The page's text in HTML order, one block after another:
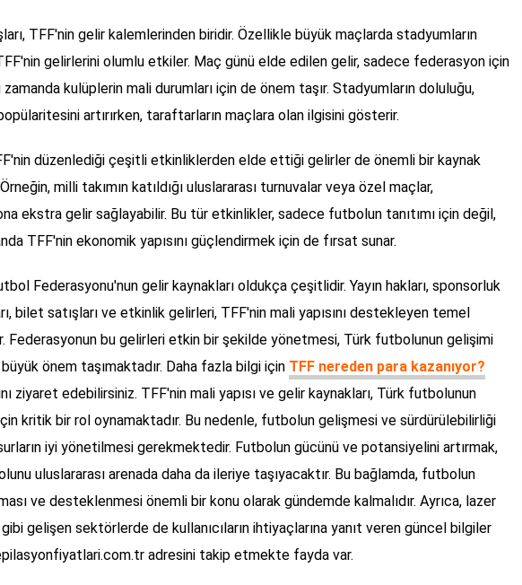
TFF'nin gelir kalemlerinden biridir. Özellikle büyük maçlarda stadyumların
gelirlerini olumlu etkiler. Maç günü elde edilen gelir, sadece federasyon için
zamanda kulüplerin mali durumları için de önem taşır. Stadyumların doluluğu,
artırırken, taraftarların maçlara olan ilgisini gösterir.
düzenlediği çeşitli etkinliklerden elde ettiği gelirler de önemli bir kaynak
milli takımın katıldığı uluslararası turnuvalar veya özel maçlar,
ekstra gelir sağlayabilir. Bu tür etkinlikler, sadece futbolun tanıtımı için değil,
TFF'nin ekonomik yapısını güçlendirmek için de fırsat sunar.
Federasyonu'nun gelir kaynakları oldukça çeşitlidir. Yayın hakları, sponsorluk
bilet satışları ve etkinlik gelirleri, TFF'nin mali yapısını destekleyen temel
Federasyonun bu gelirleri etkin bir şekilde yönetmesi, Türk futbolunun gelişimi
büyük önem taşımaktadır. Daha fazla bilgi için TFF nereden para kazanıyor?
ziyaret edebilirsiniz. TFF'nin mali yapısı ve gelir kaynakları, Türk futbolunun
kritik bir rol oynamaktadır. Bu nedenle, futbolun gelişmesi ve sürdürülebilirliği
iyi yönetilmesi gerekmektedir. Futbolun gücünü ve potansiyelini artırmak,
uluslararası arenada daha da ileriye taşıyacaktır. Bu bağlamda, futbolun
ve desteklenmesi önemli bir konu olarak gündemde kalmalıdır. Ayrıca, lazer
gelişen sektörlerde de kullanıcıların ihtiyaçlarına yanıt veren güncel bilgiler
adresini takip etmekte fayda var.